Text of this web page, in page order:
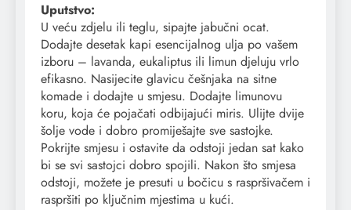
Uputstvo:
U veću zdjelu ili teglu, sipajte jabučni ocat.
Dodajte desetak kapi esencijalnog ulja po vašem
izboru – lavanda, eukaliptus ili limun djeluju vrlo
efikasno. Nasijecite glavicu češnjaka na sitne
komade i dodajte u smjesu. Dodajte limunovu
koru, koja će pojačati odbijajući miris. Ulijte dvije
šolje vode i dobro promiješajte sve sastojke.
Pokrijte smjesu i ostavite da odstoji jedan sat kako
bi se svi sastojci dobro spojili. Nakon što smjesa
odstoji, možete je presuti u bočicu s raspršivačem i
raspršiti po ključnim mjestima u kući.